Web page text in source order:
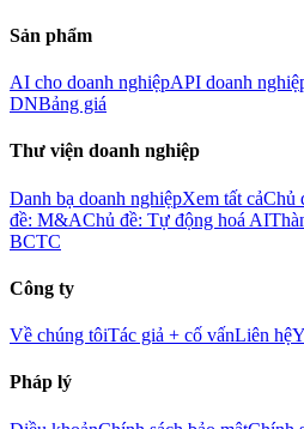
Sản phẩm
AI cho doanh nghiệpAPI doanh
DNBảng giá
Thư viện doanh nghiệp
Danh bạ doanh nghiệpXem tất cảChủ
đề: M&AChủ đề: Tự động hoá AI
BCTC
Công ty
Về chúng tôiTác giả + cố vấnLiên hệ
Pháp lý